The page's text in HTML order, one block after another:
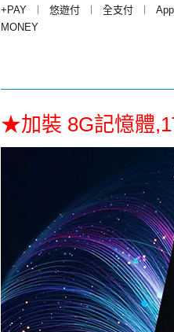
+PAY
悠遊付 全支付
MONEY
★加裝 8G記憶體